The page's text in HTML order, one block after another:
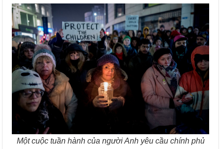
Một cuộc tuần hành của người Anh yêu cầu chính phủ